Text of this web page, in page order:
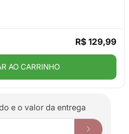
R$ 129,99
AO CARRINHO
e o valor da entrega